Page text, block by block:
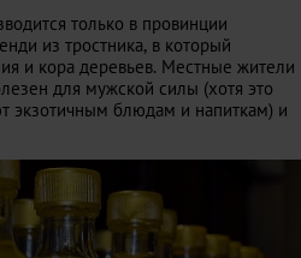
только в провинции
из тростника, в который
и кора деревьев. Местные жители
для мужской силы (хотя это
экзотичным блюдам и напиткам) и